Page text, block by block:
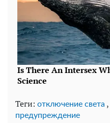
Теги: отключение света ,
предупреждение